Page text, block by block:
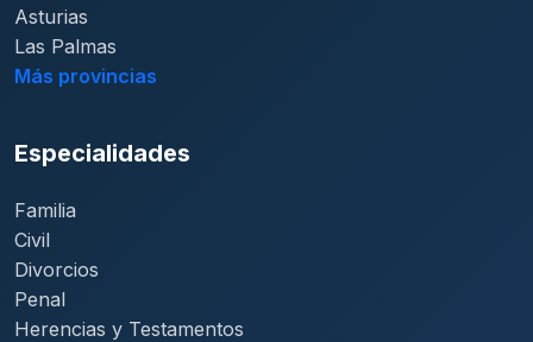
Asturias
Las Palmas
Más provincias
Especialidades
Familia
Civil
Divorcios
Penal
Herencias y Testamentos